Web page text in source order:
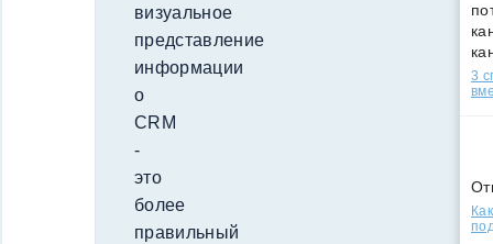
визуальное
представление
информации
о
CRM
-
это
более
правильный
3